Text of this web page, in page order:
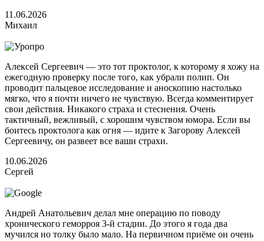
11.06.2026
Михаил
Алексей Сергеевич — это тот проктолог, к которому я хожу на
ежегодную проверку после того, как убрали полип. Он
проводит пальцевое исследование и аноскопию настолько
мягко, что я почти ничего не чувствую. Всегда комментирует
свои действия. Никакого страха и стеснения. Очень
тактичный, вежливый, с хорошим чувством юмора. Если вы
боитесь проктолога как огня — идите к Загорову Алексей
Сергеевичу, он развеет все ваши страхи.
10.06.2026
Сергей
Андрей Анатольевич делал мне операцию по поводу
хронического геморроя 3-й стадии. До этого я года два
мучился но толку было мало. На первичном приёме он очень